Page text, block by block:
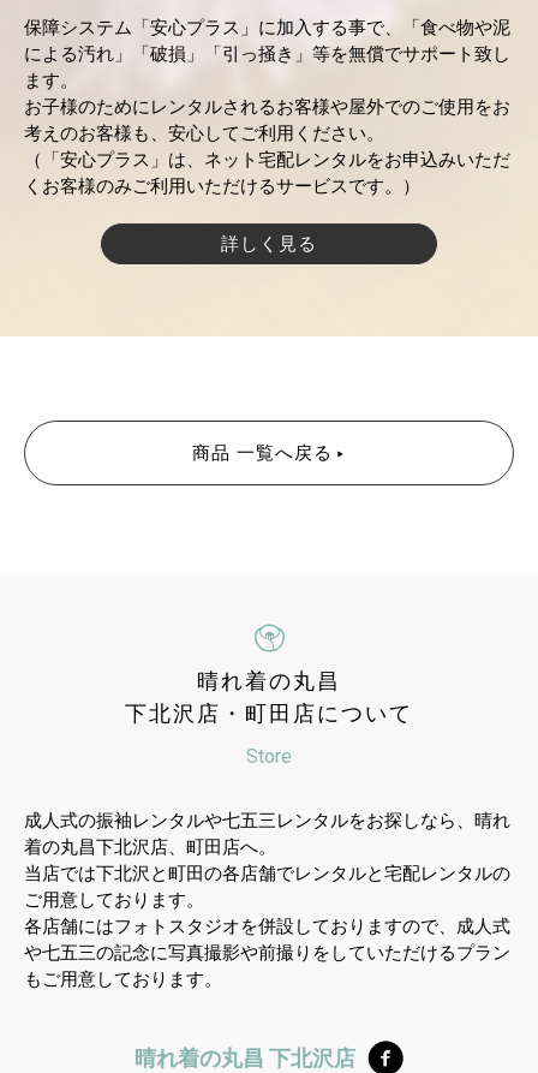
保障システム「安心プラス」に加入する事で、「食べ物や泥
による汚れ」「破損」「引っ掻き」等を無償でサポート致し
ます。
お子様のためにレンタルされるお客様や屋外でのご使用をお
考えのお客様も、安心してご利用ください。
（「安心プラス」は、ネット宅配レンタルをお申込みいただ
くお客様のみご利用いただけるサービスです。）
詳しく見る
商品 一覧へ戻る
晴れ着の丸昌
下北沢店・町田店について
Store
成人式の振袖レンタルや七五三レンタルをお探しなら、晴れ
着の丸昌下北沢店、町田店へ。
当店では下北沢と町田の各店舗でレンタルと宅配レンタルの
ご用意しております。
各店舗にはフォトスタジオを併設しておりますので、成人式
や七五三の記念に写真撮影や前撮りをしていただけるプラン
もご用意しております。
晴れ着の丸昌 下北沢店